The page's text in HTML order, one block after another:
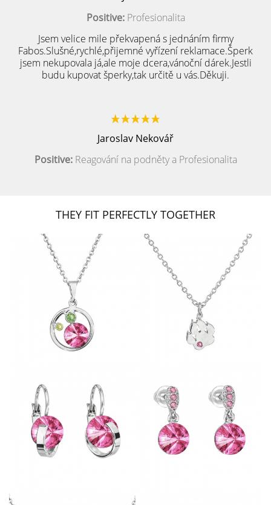
Positive:Profesionalita
Jsem velice mile překvapená s jednáním firmy
Fabos.Slušné,rychlé,přijemné vyřízení reklamace.Šperk
jsem nekupovala já,ale moje dcera,vánoční dárek.Jestli
budu kupovat šperky,tak určitě u vás.Děkuji.
Jaroslav Nekovář
Positive:Reagování na podněty a Profesionalita
THEY FIT PERFECTLY TOGETHER